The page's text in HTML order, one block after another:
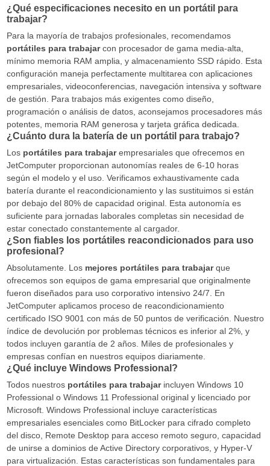
¿Qué especificaciones necesito en un portátil para
trabajar?
Para la mayoría de trabajos profesionales, recomendamos
portátiles para trabajarcon procesador de gama media-alta,
mínimo memoria RAM amplia, y almacenamiento SSD rápido. Esta
configuración maneja perfectamente multitarea con aplicaciones
empresariales, videoconferencias, navegación intensiva y software
de gestión. Para trabajos más exigentes como diseño,
programación o análisis de datos, aconsejamos procesadores más
potentes, memoria RAM generosa y tarjeta gráfica dedicada.
¿Cuánto dura la batería de un portátil para trabajo?
Los portátiles para trabajarempresariales que ofrecemos en
JetComputer proporcionan autonomías reales de 6-10 horas
según el modelo y el uso. Verificamos exhaustivamente cada
batería durante el reacondicionamiento y las sustituimos si están
por debajo del 80% de capacidad original. Esta autonomía es
suficiente para jornadas laborales completas sin necesidad de
estar conectado constantemente al cargador.
¿Son fiables los portátiles reacondicionados para uso
profesional?
Absolutamente. Los mejores portátiles para trabajarque
ofrecemos son equipos de gama empresarial que originalmente
fueron diseñados para uso corporativo intensivo 24/7. En
JetComputer aplicamos proceso de reacondicionamiento
certificado ISO 9001 con más de 50 puntos de verificación. Nuestro
índice de devolución por problemas técnicos es inferior al 2%, y
todos incluyen garantía de 2 años. Miles de profesionales y
empresas confían en nuestros equipos diariamente.
¿Qué incluye Windows Professional?
Todos nuestros portátiles para trabajarincluyen Windows 10
Professional o Windows 11 Professional original y licenciado por
Microsoft. Windows Professional incluye características
empresariales esenciales como BitLocker para cifrado completo
del disco, Remote Desktop para acceso remoto seguro, capacidad
de unirse a dominios de Active Directory corporativos, y Hyper-V
para virtualización. Estas características son fundamentales para